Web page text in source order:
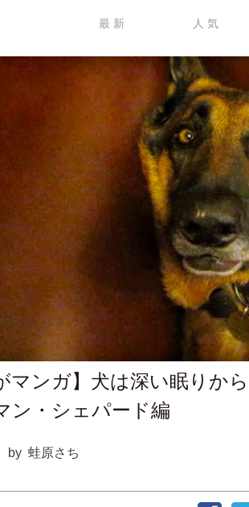
最 新 人 気
マンガ】犬は深い眠りか
ン・シェパード編
by 蛙原さち